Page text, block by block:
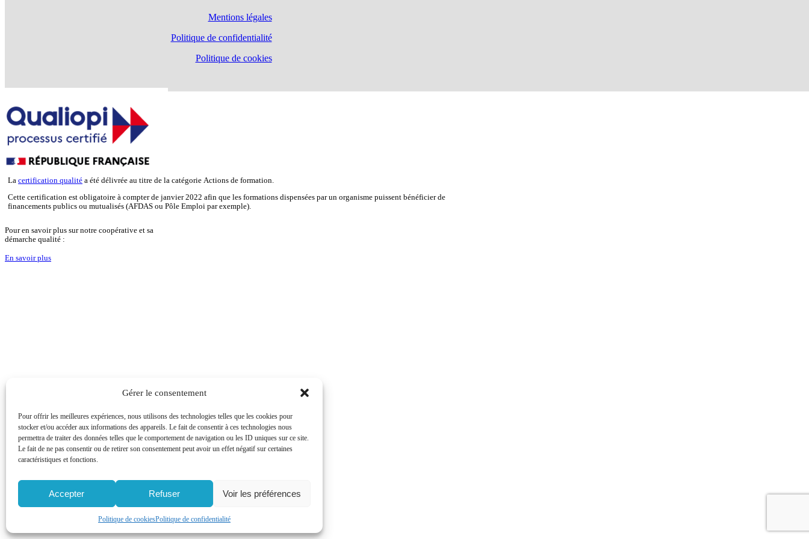
Gérer le consentement
Pour offrir les meilleures expériences, nous utilisons des technologies telles que les cookies pour
stocker et/ou accéder aux informations des appareils. Le fait de consentir à ces technologies nous
permettra de traiter des données telles que le comportement de navigation ou les ID uniques sur ce site.
Le fait de ne pas consentir ou de retirer son consentement peut avoir un effet négatif sur certaines
caractéristiques et fonctions.
Accepter Refuser Voir les préférences
Politique de cookiesPolitique de confidentialité
Mentions légales
Politique de confidentialité
Politique de cookies
La certification qualité a été délivrée au titre de la catégorie Actions de formation.
Cette certification est obligatoire à compter de janvier 2022 afin que les formations dispensées par un organisme puissent bénéficier de
financements publics ou mutualisés (AFDAS ou Pôle Emploi par exemple).
Pour en savoir plus sur notre coopérative et sa
démarche qualité :
En savoir plus